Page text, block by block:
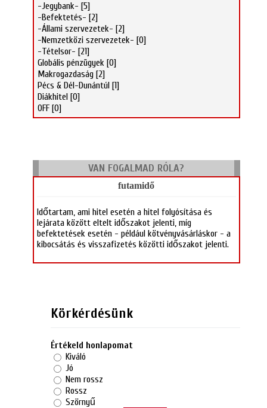
-Jegybank- [5]
-Befektetés- [2]
-Állami szervezetek- [2]
-Nemzetközi szervezetek- [0]
-Tételsor- [21]
Globális pénzügyek [0]
Makrogazdaság [2]
Pécs & Dél-Dunántúl [1]
Diákhitel [0]
OFF [0]
VAN FOGALMAD RÓLA?
futamidő
Időtartam, ami hitel esetén a hitel folyósítása és
lejárata között eltelt időszakot jelenti, míg
befektetések esetén - például kötvényvásárláskor - a
kibocsátás és visszafizetés közötti időszakot jelenti.
Körkérdésünk
Értékeld honlapomat
Kiváló
Jó
Nem rossz
Rossz
Szörnyű